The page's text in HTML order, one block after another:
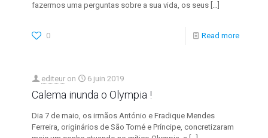
fazermos uma perguntas sobre a sua vida, os seus […]
0 Read more
editeur on 6 juin 2019
Calema inunda o Olympia !
Dia 7 de maio, os irmãos António e Fradique Mendes
Ferreira, originários de São Tomé e Príncipe, concretizaram